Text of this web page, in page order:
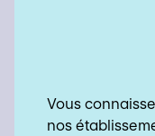
Vous
nos